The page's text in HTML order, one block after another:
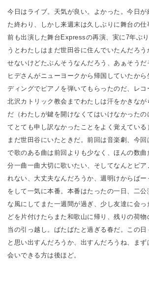
今日はライブ。天気が良い。よかった。今日が
た終わり、しかし来週末は久しぶりに舞台の仕
前も出演した舞台Expressの再演、実に7年ぶ
うとわたしはまだ世田谷に住んでいたんだろう
せないけどたぶんそうなんだろう、あぁそうだ
ヒデさんがニューヨークから帰国していたか
ディングでピアノを弾いてもらったのだ、レ
北沢カトリック教会までわたしは汗をかきな
だ（わたしが鍵を開けなくてはいけなかったの
てとても申し訳なかったことをよく覚えてい
まだ世田谷にいたときだ。前回は音楽劇、今回
で歌のある曲は前回よりも少なく、ほんの数
分一曲一曲大切に歌いたい、そしてなんとピア
れない、大丈夫なんだろうか、週明けからば
をして一気に本番。本番はたったの一日、二
な風にしてまた一週間が過ぎ、少し友達に会
どを片付けたらまた和歌山に帰り、残りの荷
当の引っ越し。ばたばたと過ぎる春だ。この
と思い出すんだろうか、出すんだろうね、ま
会いできる方は後ほど。